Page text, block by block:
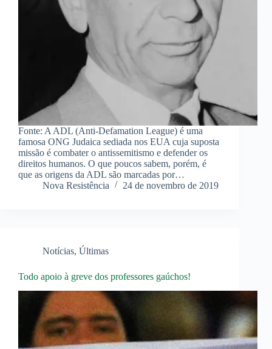
Fonte: A ADL (Anti-Defamation League) é uma
famosa ONG Judaica sediada nos EUA cuja suposta
missão é combater o antissemitismo e defender os
direitos humanos. O que poucos sabem, porém, é
que as origens da ADL são marcadas por…
Nova Resistência
24 de novembro de 2019
Notícias, Últimas
Todo apoio à greve dos professores gaúchos!